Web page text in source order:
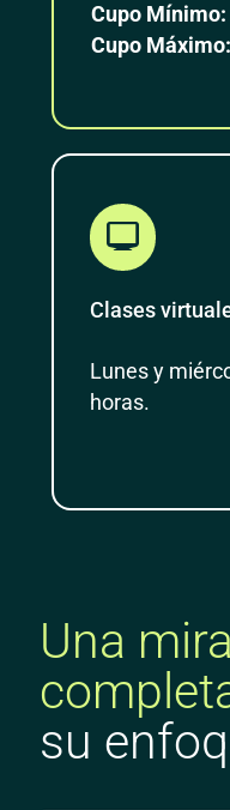
Cupo Mínimo:
Cupo Máximo:
Clases
Lunes y
horas.
Una
su